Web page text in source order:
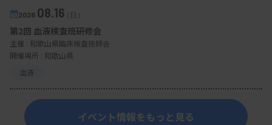
2026. 08.16（日）
第2回 血液検査班研修会
主催 : 和歌山県臨床検査技師会
開催場所 : 和歌山県
血液
イベント情報をもっと見る